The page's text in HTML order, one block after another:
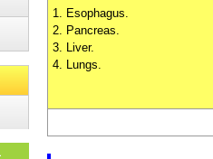
1. Esophagus.
2. Pancreas.
3. Liver.
4. Lungs.